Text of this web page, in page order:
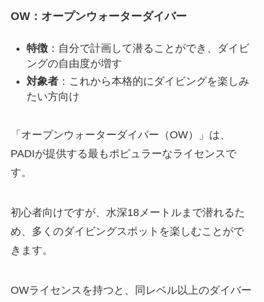
OW：オープンウォーターダイバー
特徴：自分で計画して潜ることができ、ダイビ
ングの自由度が増す
対象者：これから本格的にダイビングを楽しみ
たい方向け
「オープンウォーターダイバー（OW）」は、
PADIが提供する最もポピュラーなライセンスで
す。
初心者向けですが、水深18メートルまで潜れるた
め、多くのダイビングスポットを楽しむことがで
きます。
OWライセンスを持つと、同レベル以上のダイバー